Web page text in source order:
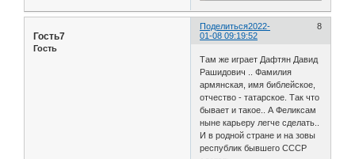
Поделиться 8
2022-
01-08 09:19:52
Гость7
Гость
Там же играет Дафтян Давид
Рашидович .. Фамилия
армянская, имя библейское,
отчество - татарское. Так что
бывает и такое.. А Феликсам
ныне карьеру легче сделать..
И в родной стране и на зовы
республик бывшего СССР